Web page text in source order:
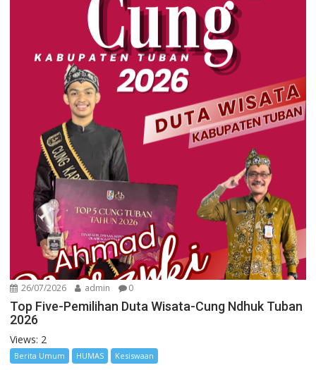
26/07/2026 admin 0
Top Five-Pemilihan Duta Wisata-Cung Ndhuk Tuban
2026
Views: 2
Berita Umum HUMAS Kesiswaan